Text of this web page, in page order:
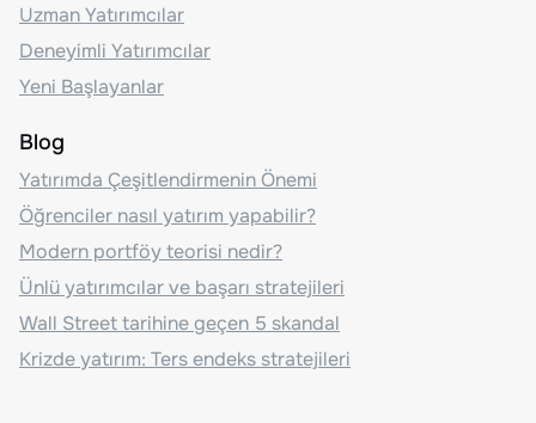
Uzman Yatırımcılar
Deneyimli Yatırımcılar
Yeni Başlayanlar
Blog
Yatırımda Çeşitlendirmenin Önemi
Öğrenciler nasıl yatırım yapabilir?
Modern portföy teorisi nedir?
Ünlü yatırımcılar ve başarı stratejileri
Wall Street tarihine geçen 5 skandal
Krizde yatırım: Ters endeks stratejileri